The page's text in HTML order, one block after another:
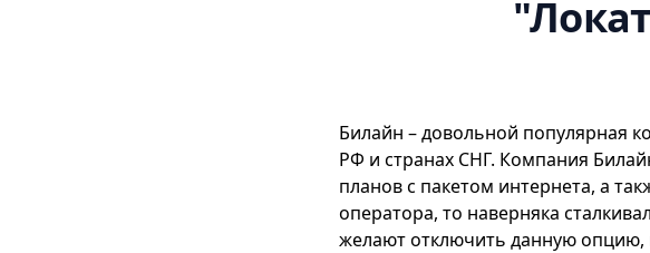
Билайн – довольной популярная
РФ и странах СНГ. Компания
планов с пакетом интернета, а
оператора, то наверняка
желают отключить данную опцию,